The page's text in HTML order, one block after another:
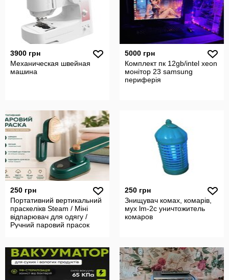
3900 грн
Механическая швейная
машина
5000 грн
Комплект пк 12gb/intel xeon
монітор 23 samsung
периферія
250 грн
Портативний вертикальний
праскелікв Steam / Міні
відпарювач для одягу /
Ручний паровий прасок
250 грн
Знищувач комах, комарів,
мух lm-2c уничтожитель
комаров